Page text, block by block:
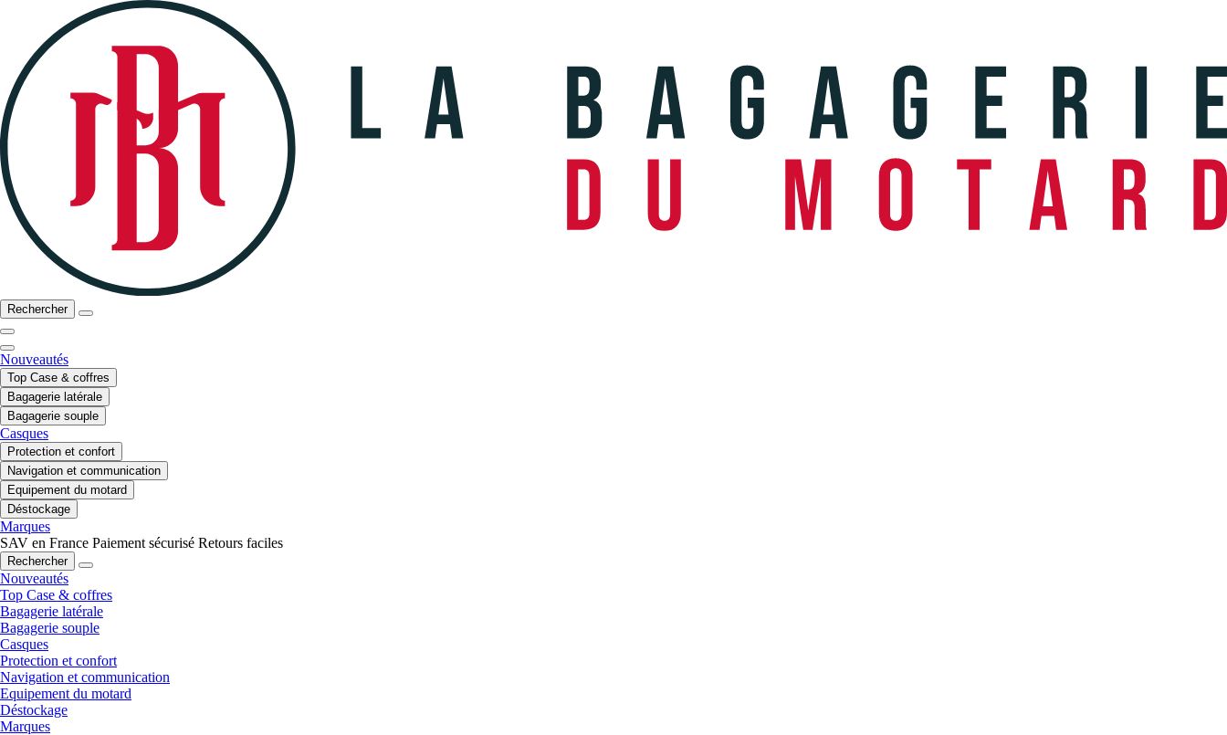
Rechercher
Nouveautés
Top Case & coffres
Bagagerie latérale
Bagagerie souple
Casques
Protection et confort
Navigation et communication
Equipement du motard
Déstockage
Marques
SAV en France Paiement sécurisé Retours faciles
Rechercher
Nouveautés
Top Case & coffres
Bagagerie latérale
Bagagerie souple
Casques
Protection et confort
Navigation et communication
Equipement du motard
Déstockage
Marques